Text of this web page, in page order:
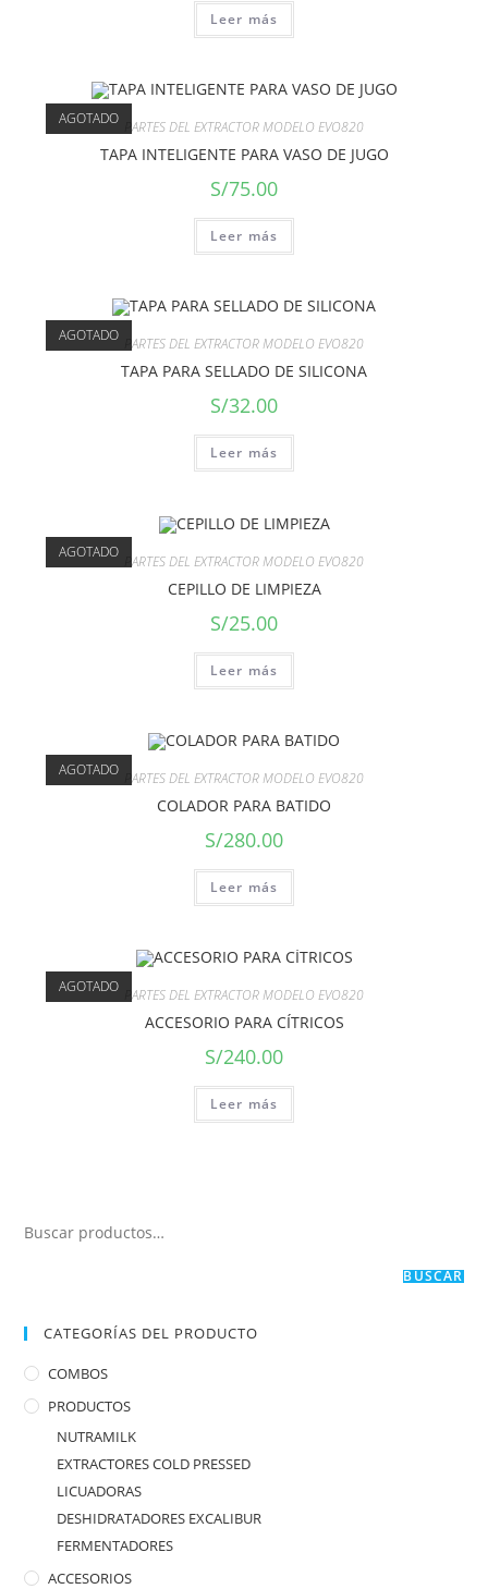
Leer más
AGOTADO PARTES DEL EXTRACTOR MODELO EVO820
TAPA INTELIGENTE PARA VASO DE JUGO
S/75.00
Leer más
AGOTADO PARTES DEL EXTRACTOR MODELO EVO820
TAPA PARA SELLADO DE SILICONA
S/32.00
Leer más
AGOTADO PARTES DEL EXTRACTOR MODELO EVO820
CEPILLO DE LIMPIEZA
S/25.00
Leer más
AGOTADO PARTES DEL EXTRACTOR MODELO EVO820
COLADOR PARA BATIDO
S/280.00
Leer más
AGOTADO PARTES DEL EXTRACTOR MODELO EVO820
ACCESORIO PARA CÍTRICOS
S/240.00
Leer más
BUSCAR
CATEGORÍAS DEL PRODUCTO
COMBOS
PRODUCTOS
NUTRAMILK
EXTRACTORES COLD PRESSED
LICUADORAS
DESHIDRATADORES EXCALIBUR
FERMENTADORES
ACCESORIOS